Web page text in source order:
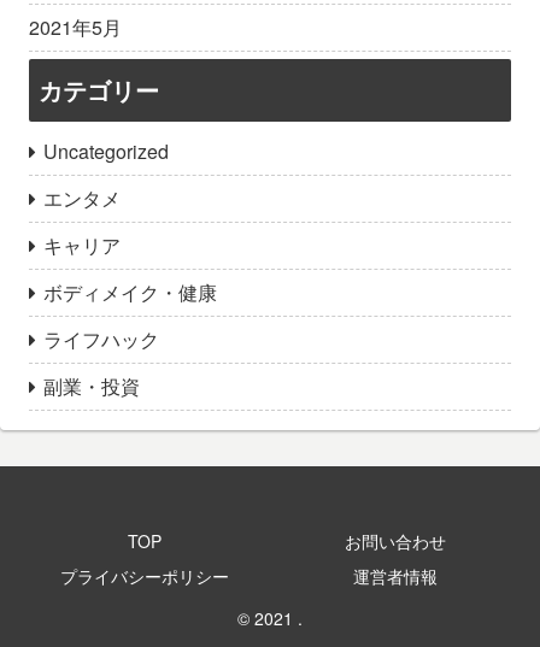
2021年5月
カテゴリー
Uncategorized
エンタメ
キャリア
ボディメイク・健康
ライフハック
副業・投資
TOP
お問い合わせ
プライバシーポリシー
運営者情報
© 2021 .